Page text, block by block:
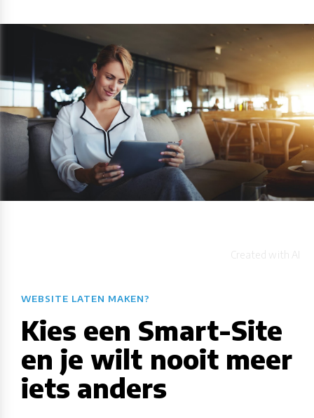
WEBSITE LATEN MAKEN?
Kies een Smart-Site
en je wilt nooit meer
iets anders